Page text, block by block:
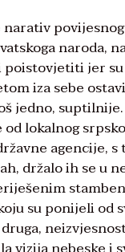
naroda,
poistovjetiti jer
iza sebe
jedno,
lokalnog
agencije, s
držalo ih se u
su ponijeli od